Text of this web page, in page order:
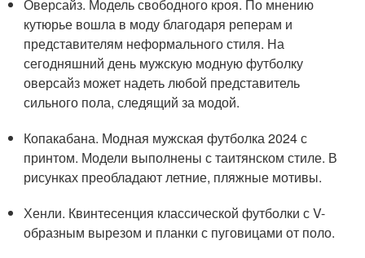
Оверсайз. Модель свободного кроя. По мнению
кутюрье вошла в моду благодаря реперам и
представителям неформального стиля. На
сегодняшний день мужскую модную футболку
оверсайз может надеть любой представитель
сильного пола, следящий за модой.
Копакабана. Модная мужская футболка 2024 с
принтом. Модели выполнены с таитянском стиле. В
рисунках преобладают летние, пляжные мотивы.
Хенли. Квинтесенция классической футболки с V-
образным вырезом и планки с пуговицами от поло.